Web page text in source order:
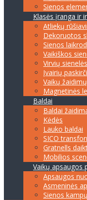
Sienos
Klasės įranga ir
Atliekų
Dekoruotos
Sienos
Vaikiškos
Virvių sienelės
Įvairių
Vaikų
Magnetinės
Baldai
Baldai
Kėdės
Lauko baldai
SICO
Gratnells
Mobilios
Vaikų apsaugos
Apsaugos
Asmeninės
Sienos